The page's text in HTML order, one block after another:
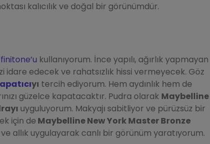
kalıcılık ve doğal bir görünümdür.
kullanıyorum. İnce yapılı, ağırlık yapmayan
idare edecek ve rahatsızlık hissi vermeyecek. Göz
yı tercih ediyorum. Hem aydınlık hem de
güzelce kapatacaktır. Pudra olarak Maybelline
uyguluyorum. Makyajı sabitliyor ve pürüzsüz bir
için de Maybelline New York Master Bronze
ve allık uygulayarak canlı bir görünüm yaratıyorum.